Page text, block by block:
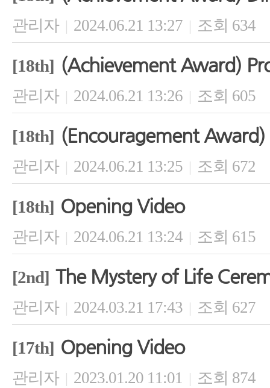
관리자 | 2024.06.21 13:27 | 조회 634
[18th] (Achievement Award)
관리자 | 2024.06.21 13:26 | 조회 605
[18th] (Encouragement
관리자 | 2024.06.21 13:25 | 조회 672
[18th] Opening Video
관리자 | 2024.06.21 13:24 | 조회 615
[2nd] The Mystery of Life
관리자 | 2024.03.21 17:43 | 조회 627
[17th] Opening Video
관리자 | 2023.01.20 11:01 | 조회 874